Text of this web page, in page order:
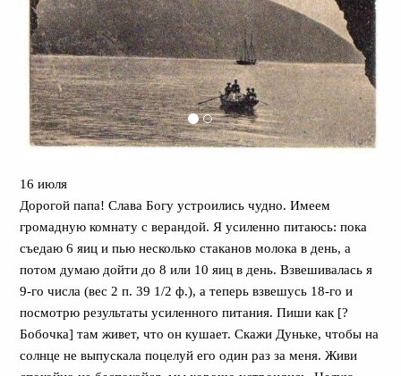
16 июля
Дорогой папа! Слава Богу устроились чудно. Имеем
громадную комнату с верандой. Я усиленно питаюсь: пока
съедаю 6 яиц и пью несколько стаканов молока в день, а
потом думаю дойти до 8 или 10 яиц в день. Взвешивалась я
9-го числа (вес 2 п. 39 1/2 ф.), а теперь взвешусь 18-го и
посмотрю результаты усиленного питания. Пиши как [?
Бобочка] там живет, что он кушает. Скажи Дуньке, чтобы на
солнце не выпускала поцелуй его один раз за меня. Живи